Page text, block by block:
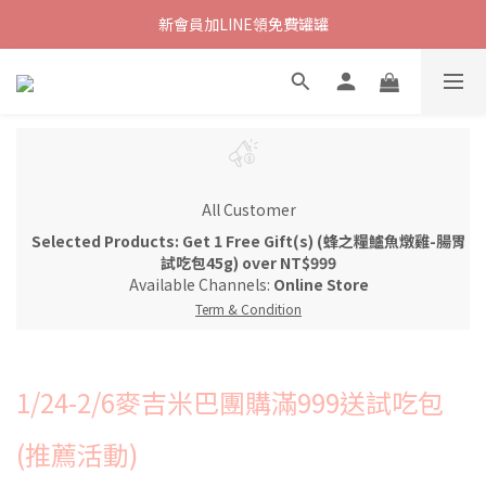
新會員加LINE領免費罐罐
All Customer
Selected Products: Get 1 Free Gift(s) (蜂之糧鱸魚燉雞-腸胃
試吃包45g) over NT$999
Available Channels: Online Store
Term & Condition
1/24-2/6麥吉米巴團購滿999送試吃包
(推薦活動)